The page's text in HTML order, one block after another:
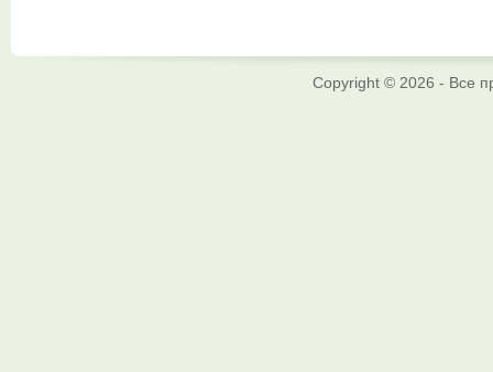
Copyright © 2026 - Все